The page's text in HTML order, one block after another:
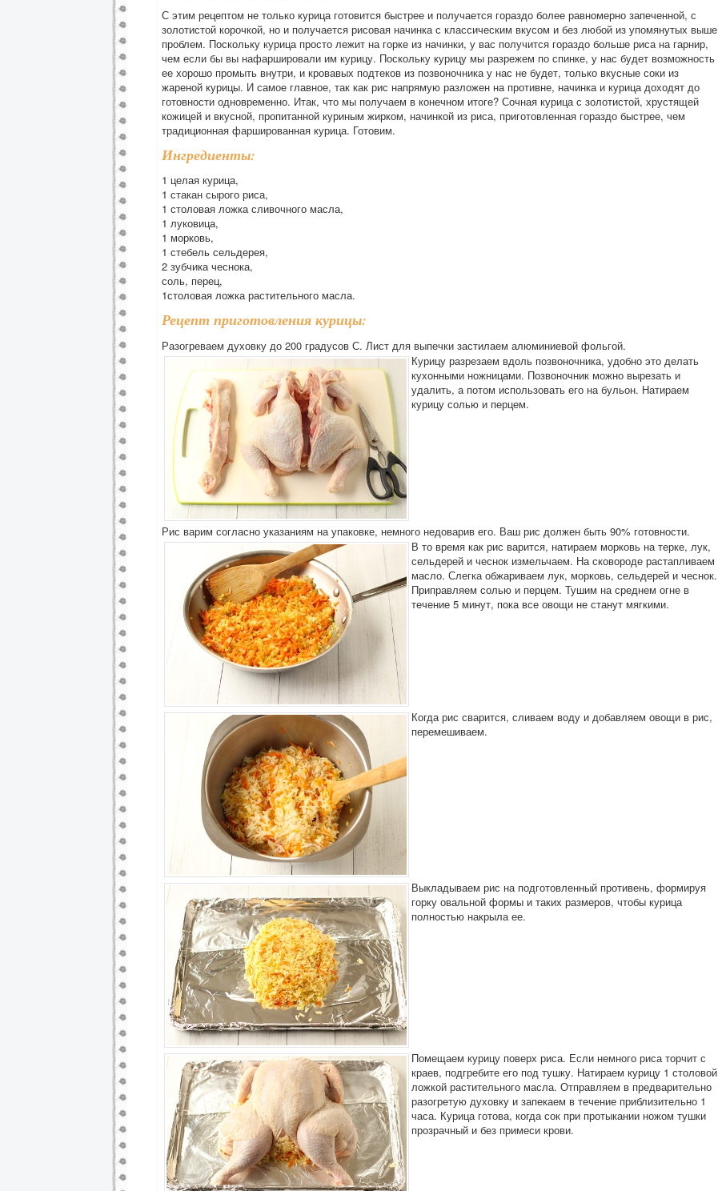
С этим рецептом не только курица готовится быстрее и получается гораздо более равномерно запеченной, с
золотистой корочкой, но и получается рисовая начинка с классическим вкусом и без любой из упомянутых выше
проблем. Поскольку курица просто лежит на горке из начинки, у вас получится гораздо больше риса на гарнир,
чем если бы вы нафаршировали им курицу. Поскольку курицу мы разрежем по спинке, у нас будет возможность
ее хорошо промыть внутри, и кровавых подтеков из позвоночника у нас не будет, только вкусные соки из
жареной курицы. И самое главное, так как рис напрямую разложен на противне, начинка и курица доходят до
готовности одновременно. Итак, что мы получаем в конечном итоге? Сочная курица с золотистой, хрустящей
кожицей и вкусной, пропитанной куриным жирком, начинкой из риса, приготовленная гораздо быстрее, чем
традиционная фаршированная курица. Готовим.
Ингредиенты:
1 целая курица,
1 стакан сырого риса,
1 столовая ложка сливочного масла,
1 луковица,
1 морковь,
1 стебель сельдерея,
2 зубчика чеснока,
соль, перец,
1столовая ложка растительного масла.
Рецепт приготовления курицы:
Разогреваем духовку до 200 градусов С. Лист для выпечки застилаем алюминиевой фольгой.
Курицу разрезаем вдоль позвоночника, удобно это делать
кухонными ножницами. Позвоночник можно вырезать и
удалить, а потом использовать его на бульон. Натираем
курицу солью и перцем.
Рис варим согласно указаниям на упаковке, немного недоварив его. Ваш рис должен быть 90% готовности.
В то время как рис варится, натираем морковь на терке, лук,
сельдерей и чеснок измельчаем. На сковороде растапливаем
масло. Слегка обжариваем лук, морковь, сельдерей и чеснок.
Приправляем солью и перцем. Тушим на среднем огне в
течение 5 минут, пока все овощи не станут мягкими.
Когда рис сварится, сливаем воду и добавляем овощи в рис,
перемешиваем.
Выкладываем рис на подготовленный противень, формируя
горку овальной формы и таких размеров, чтобы курица
полностью накрыла ее.
Помещаем курицу поверх риса. Если немного риса торчит с
краев, подгребите его под тушку. Натираем курицу 1 столовой
ложкой растительного масла. Отправляем в предварительно
разогретую духовку и запекаем в течение приблизительно 1
часа. Курица готова, когда сок при протыкании ножом тушки
прозрачный и без примеси крови.